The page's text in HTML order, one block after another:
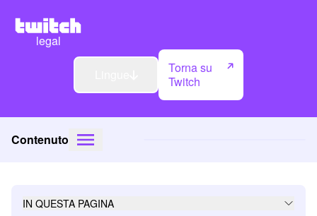
legal
Torna su
Twitch
Contenuto
IN QUESTA PAGINA